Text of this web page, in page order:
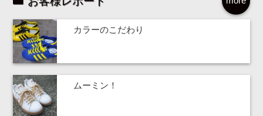
カラーのこだわり
ムーミン！